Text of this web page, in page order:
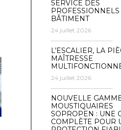
SERVICE DES
BÂTIMENT
24 juillet 2026
L’ESCALIER, LA
MAÎTRESSE
24 juillet 2026
NOUVELLE
MOUSTIQUAIRES
SOPROPEN : UNE
COMPLÈTE POUR